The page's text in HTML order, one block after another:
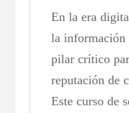
En la era
la información
pilar crítico
reputación de
Este curso de